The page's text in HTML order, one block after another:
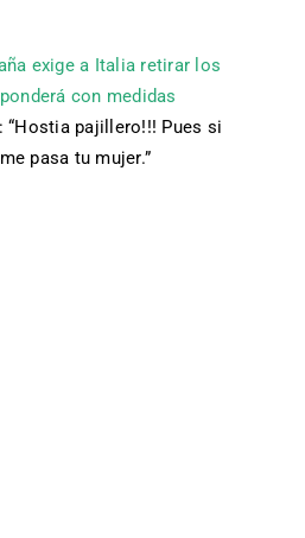
exige a Italia retirar los
con medidas
: “Hostia pajillero!!! Pues si
pasa tu mujer.”